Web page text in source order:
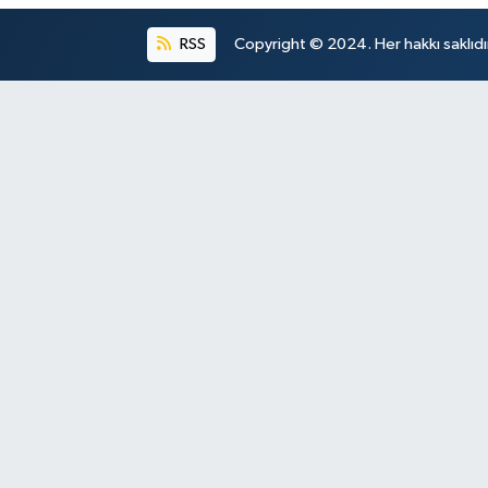
RSS Copyright © 2024. Her hakkı